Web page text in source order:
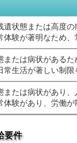
遺状態または高度
体験が著明なため
または病状がある
常生活が著しい制
または病状があり
体験があり、労働
要件